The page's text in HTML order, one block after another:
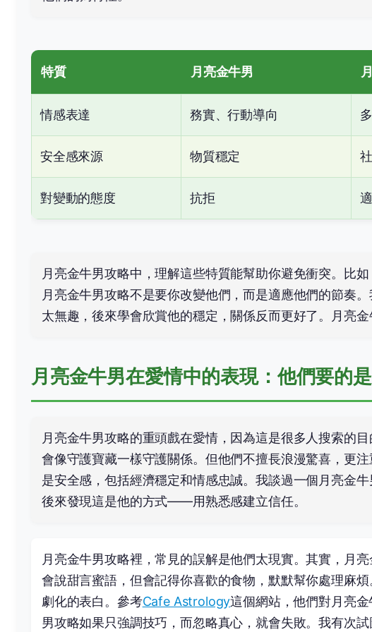
特質 月亮金牛男
情感表達 務實、行動導向
安全感來源 物質穩定
對變動的態度 抗拒
月亮金牛男攻略中，理解這些特質能幫助你避免衝突。比
月亮金牛男攻略不是要你改變他們，而是適應他們的節奏
太無趣，後來學會欣賞他的穩定，關係反而更好了。月亮
月亮金牛男在愛情中的表現：他們要的
月亮金牛男攻略的重頭戲在愛情，因為這是很多人搜索的
會像守護寶藏一樣守護關係。但他們不擅長浪漫驚喜，更
是安全感，包括經濟穩定和情感忠誠。我談過一個月亮金
後來發現這是他的方式——用熟悉感建立信任。
月亮金牛男攻略裡，常見的誤解是他們太現實。其實，月
會說甜言蜜語，但會記得你喜歡的食物，默默幫你處理麻
劇化的表白。參考Cafe Astrology這個網站，他們對月亮
男攻略如果只強調技巧，而忽略真心，就會失敗。我有次